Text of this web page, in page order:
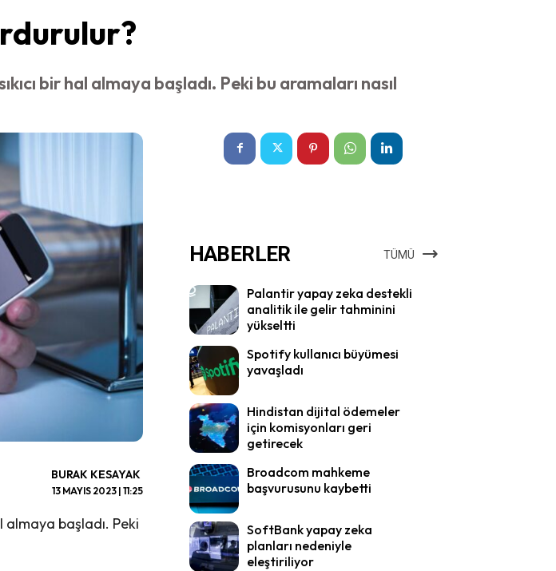
bir hal almaya başladı. Peki bu aramaları nasıl
BURAK KESAYAK
13 MAYIS 2023 | 11:25
başladı. Peki
HABERLER TÜMÜ
Palantir yapay zeka destekli
analitik ile gelir tahminini
yükseltti
Spotify kullanıcı büyümesi
yavaşladı
Hindistan dijital ödemeler
için komisyonları geri
getirecek
Broadcom mahkeme
başvurusunu kaybetti
SoftBank yapay zeka
planları nedeniyle
eleştiriliyor